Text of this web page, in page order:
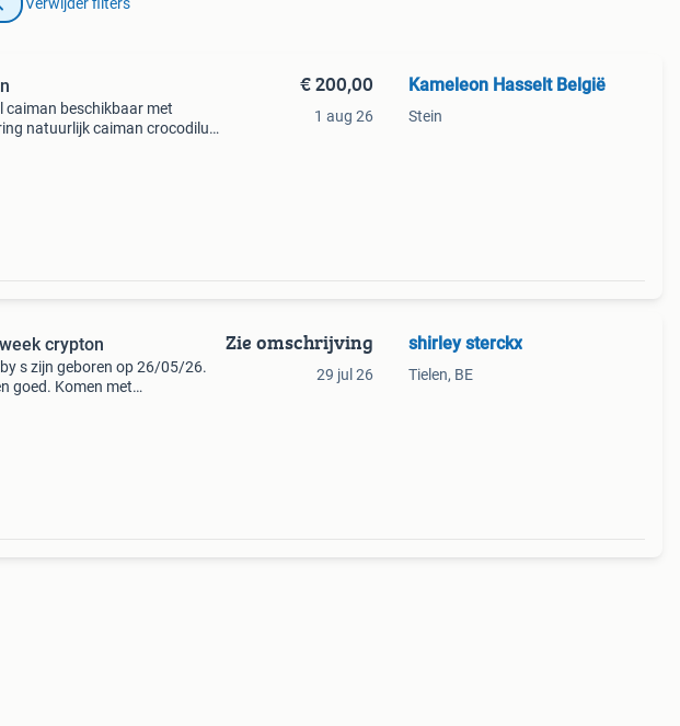
caiman beschikbaar met
natuurlijk caiman crocodilus
€ 200,00
1 aug 26
Kameleon Hasselt België
Stein
crypton
s zijn geboren op 26/05/26.
goed. Komen met
Zie omschrijving
29 jul 26
shirley sterckx
Tielen, BE